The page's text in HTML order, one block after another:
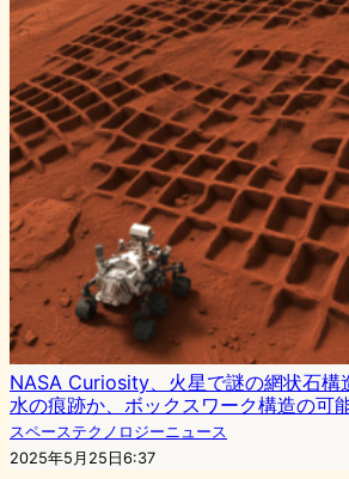
NASA Curiosity、火星で謎の網状石構
水の痕跡か、ボックスワーク構造の可
スペーステクノロジーニュース
2025年5月25日6:37